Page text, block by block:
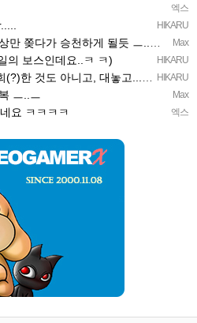
엑스
HIKARU
Max
쫒다가 승천하게 될듯 ㅡ..ㅡy~
HIKARU
의 보스인데요..ㅋ ㅋ)
HIKARU
것도 아니고, 대놓고...ㅋ ㅋ)
Max
ㅡ..ㅡ
엑스
요 ㅋㅋㅋㅋ